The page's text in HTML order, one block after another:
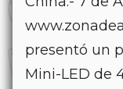
presentó un
Mini-LED de